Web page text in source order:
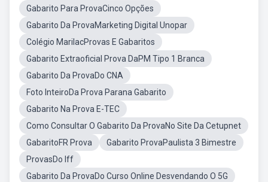
Gabarito Para ProvaCinco Opções
Gabarito Da ProvaMarketing Digital Unopar
Colégio MarilacProvas E Gabaritos
Gabarito Extraoficial Prova DaPM Tipo 1 Branca
Gabarito Da ProvaDo CNA
Foto InteiroDa Prova Parana Gabarito
Gabarito Na Prova E-TEC
Como Consultar O Gabarito Da ProvaNo Site Da Cetupnet
GabaritoFR Prova
Gabarito ProvaPaulista 3 Bimestre
ProvasDo Iff
Gabarito Da ProvaDo Curso Online Desvendando O 5G